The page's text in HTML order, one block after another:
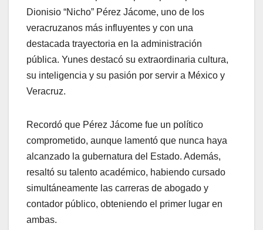
Dionisio “Nicho” Pérez Jácome, uno de los
veracruzanos más influyentes y con una
destacada trayectoria en la administración
pública. Yunes destacó su extraordinaria cultura,
su inteligencia y su pasión por servir a México y
Veracruz.
Recordó que Pérez Jácome fue un político
comprometido, aunque lamentó que nunca haya
alcanzado la gubernatura del Estado. Además,
resaltó su talento académico, habiendo cursado
simultáneamente las carreras de abogado y
contador público, obteniendo el primer lugar en
ambas.